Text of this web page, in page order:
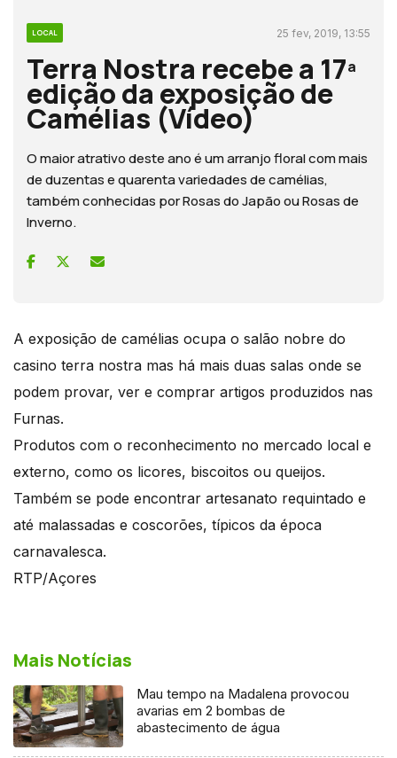
LOCAL 25 fev, 2019, 13:55
Terra Nostra recebe a 17ª
edição da exposição de
Camélias (Vídeo)
O maior atrativo deste ano é um arranjo floral com mais
de duzentas e quarenta variedades de camélias,
também conhecidas por Rosas do Japão ou Rosas de
Inverno.
A exposição de camélias ocupa o salão nobre do
casino terra nostra mas há mais duas salas onde se
podem provar, ver e comprar artigos produzidos nas
Furnas.
Produtos com o reconhecimento no mercado local e
externo, como os licores, biscoitos ou queijos.
Também se pode encontrar artesanato requintado e
até malassadas e coscorões, típicos da época
carnavalesca.
RTP/Açores
Mais Notícias
Mau tempo na Madalena provocou
avarias em 2 bombas de
abastecimento de água